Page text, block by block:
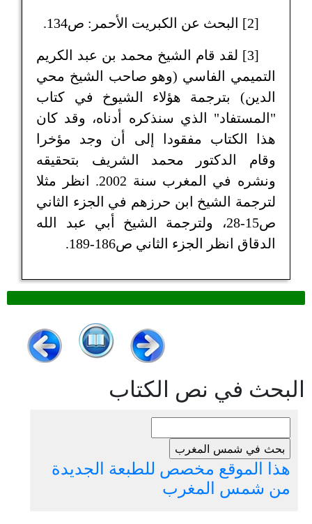
[2] البحث عن الكبريت الأحمر: ص134.
[3] لقد قام الشيخ محمد بن عبد الكريم
التميمي الفاسي (وهو صاحب الشيخ محي
الدين) بترجمة هؤلاء الشيوخ في كتاب
"المستفاد" الذي سنذكره أدناه، وقد كان
هذا الكتاب مفقودا إلى أن وجد مؤخرا
وقام الدكتور محمد الشريف بتحقيقه
ونشره في المغرب سنة 2002. انظر مثلا
لترجمة الشيخ ابن حرزهم في الجزء الثاني
ص15-28، ولترجمة الشيخ أبي عبد الله
الدقاق انظر الجزء الثاني ص186-189.
البحث في نص الكتاب
هذا الموقع مخصص للطبعة الجديدة
من شمس المغرب